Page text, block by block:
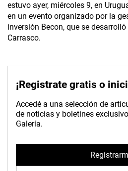
estuvo ayer, miércoles 9, en
en un evento organizado por la
inversión Becon, que se
Carrasco.
¡Registrate gratis o
Accedé a una selección de
de noticias y boletines
Galería.